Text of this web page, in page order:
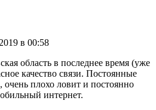
в 00:58
область в последнее время (уже
качество связи. Постоянные
очень плохо ловит и постоянно
интернет.